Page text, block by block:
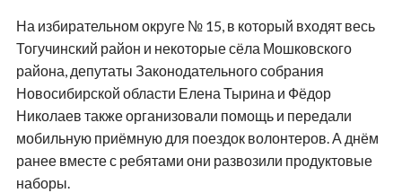
На избирательном округе № 15, в который входят весь
Тогучинский район и некоторые сёла Мошковского
района, депутаты Законодательного собрания
Новосибирской области Елена Тырина и Фёдор
Николаев также организовали помощь и передали
мобильную приёмную для поездок волонтеров. А днём
ранее вместе с ребятами они развозили продуктовые
наборы.